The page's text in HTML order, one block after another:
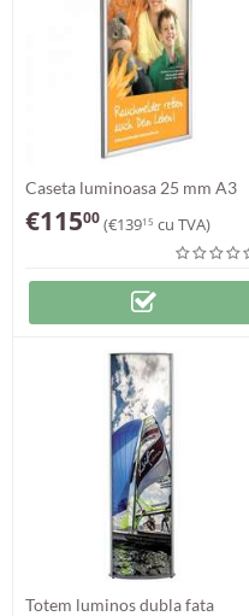
Caseta luminoasa 25 mm A3
€11500(€13915 cu TVA)
Totem luminos dubla fata